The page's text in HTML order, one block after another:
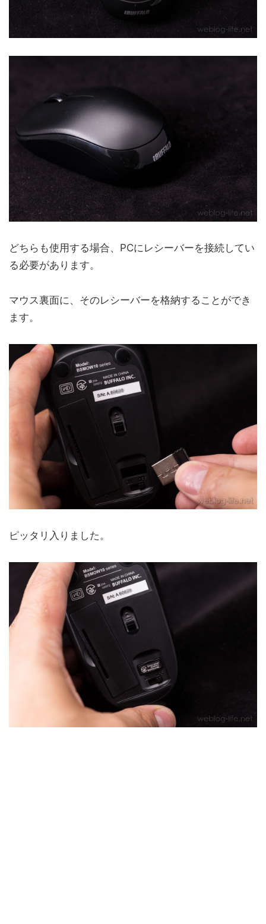
どちらも使用する場合、PCにレシーバーを接続してい
る必要があります。
マウス裏面に、そのレシーバーを格納することができ
ます。
ピッタリ入りました。